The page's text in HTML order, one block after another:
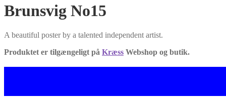
Brunsvig No15
A beautiful poster by a talented independent artist.
Produktet er tilgængeligt på Kræss Webshop og butik.